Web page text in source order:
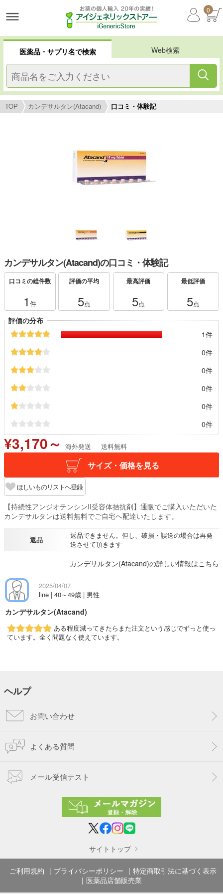
0
医薬品・サプリ名で検索 Web検索
TOP カンデサルタン(Atacand) 口コミ・体験記
カンデサルタン(Atacand)の口コミ・体験記
口コミの総件数
1 件
評価の平均
5点
最高評価
5点
最低評価
5点
評価の分布
1件
0件
0件
0件
0件
0件
¥3,170～ 海外発送 送料無料
サイズ・価格を見る
ほしいものリストへ登録
【持続性アンジオテンシンII受容体拮抗剤】通販でご購入いただいた
カンデサルタンは送料無料でご自宅へ配達いたします。
返品
返品できません。但し、破損・誤送の場合は再発
送させて頂きます
カンデサルタン(Atacand)の詳しい情報はこちら
2025/04/07
line | 40～49歳 | 男性
カンデサルタン(Atacand)
ある程度減ってきたらまた注文という感じでずっと使っ
ています。全く問題なく使えています。
ヘルプ
お問い合わせ
よくある質問
メール受信テスト
サイトトップ
ご利用規約 プライバシーポリシー
特定商取引法に基づく表示
医薬品店舗販売業